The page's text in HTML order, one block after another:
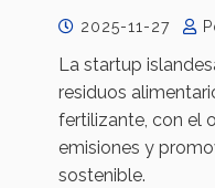
2025-11-27
La startup
residuos
fertilizante, con el
emisiones y
sostenible.